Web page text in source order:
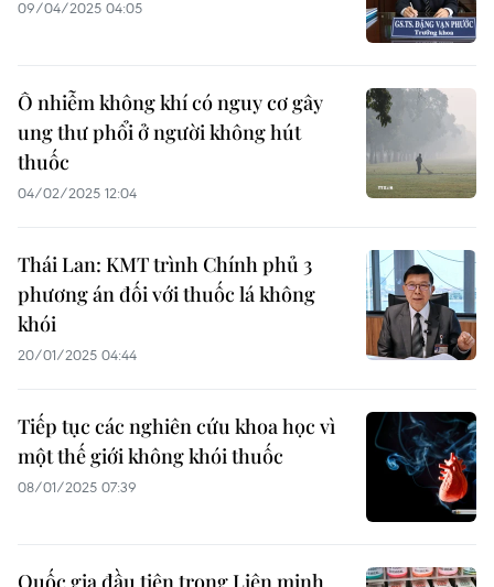
09/04/2025 04:05
Ô nhiễm không khí có nguy cơ gây
ung thư phổi ở người không hút
thuốc
04/02/2025 12:04
Thái Lan: KMT trình Chính phủ 3
phương án đối với thuốc lá không
khói
20/01/2025 04:44
Tiếp tục các nghiên cứu khoa học vì
một thế giới không khói thuốc
08/01/2025 07:39
Quốc gia đầu tiên trong Liên minh